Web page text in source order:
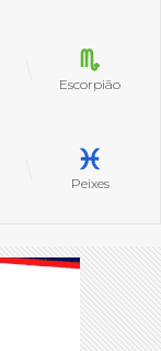
Escorpião
Peixes